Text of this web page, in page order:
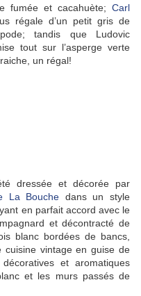
fumée et cacahuète; Carl
régale d’un petit gris de
tandis que Ludovic
tout sur l’asperge verte
un régal!
dressée et décorée par
La Bouche dans un style
en parfait accord avec le
et décontracté de
blanc bordées de bancs,
cuisine vintage en guise de
et aromatiques
et les murs passés de